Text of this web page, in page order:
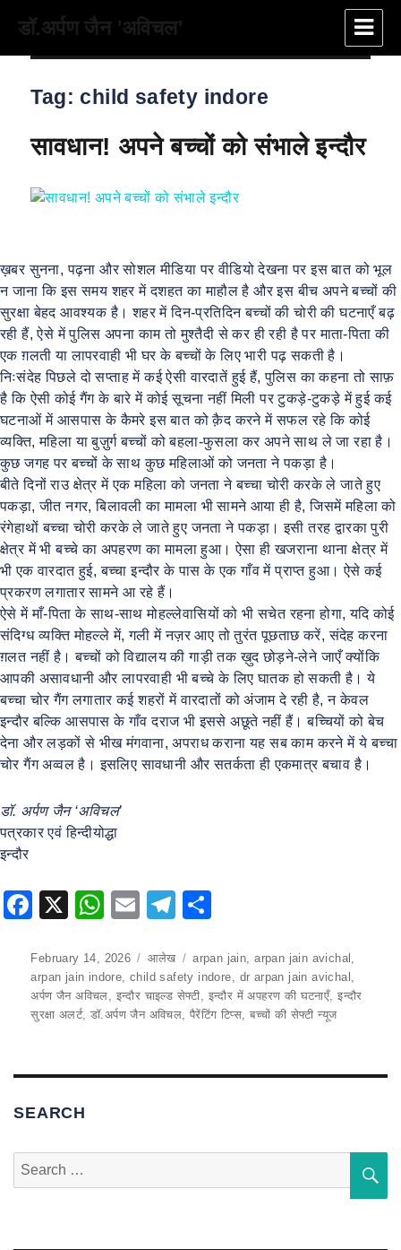
डॉ.अर्पण जैन 'अविचल'
Tag: child safety indore
सावधान! अपने बच्चों को संभाले इन्दौर
ख़बर सुनना, पढ़ना और सोशल मीडिया पर वीडियो देखना पर इस बात को भूल
न जाना कि इस समय शहर में दशहत का माहौल है और इस बीच अपने बच्चों की
सुरक्षा बेहद आवश्यक है। शहर में दिन-प्रतिदिन बच्चों की चोरी की घटनाएँ बढ़
रही हैं, ऐसे में पुलिस अपना काम तो मुश्तैदी से कर ही रही है पर माता-पिता की
एक ग़लती या लापरवाही भी घर के बच्चों के लिए भारी पढ़ सकती है।
निःसंदेह पिछले दो सप्ताह में कई ऐसी वारदातें हुई हैं, पुलिस का कहना तो साफ़
है कि ऐसी कोई गैंग के बारे में कोई सूचना नहीं मिली पर टुकड़े-टुकड़े में हुई कई
घटनाओं में आसपास के कैमरे इस बात को क़ैद करने में सफल रहे कि कोई
व्यक्ति, महिला या बुज़ुर्ग बच्चों को बहला-फुसला कर अपने साथ ले जा रहा है।
कुछ जगह पर बच्चों के साथ कुछ महिलाओं को जनता ने पकड़ा है।
बीते दिनों राउ क्षेत्र में एक महिला को जनता ने बच्चा चोरी करके ले जाते हुए
पकड़ा, जीत नगर, बिलावली का मामला भी सामने आया ही है, जिसमें महिला को
रंगेहाथों बच्चा चोरी करके ले जाते हुए जनता ने पकड़ा। इसी तरह द्वारका पुरी
क्षेत्र में भी बच्चे का अपहरण का मामला हुआ। ऐसा ही खजराना थाना क्षेत्र में
भी एक वारदात हुई, बच्चा इन्दौर के पास के एक गाँव में प्राप्त हुआ। ऐसे कई
प्रकरण लगातार सामने आ रहे हैं।
ऐसे में माँ-पिता के साथ-साथ मोहल्लेवासियों को भी सचेत रहना होगा, यदि कोई
संदिग्ध व्यक्ति मोहल्ले में, गली में नज़र आए तो तुरंत पूछताछ करें, संदेह करना
ग़लत नहीं है। बच्चों को विद्यालय की गाड़ी तक ख़ुद छोड़ने-लेने जाएँ क्योंकि
आपकी असावधानी और लापरवाही भी बच्चे के लिए घातक हो सकती है। ये
बच्चा चोर गैंग लगातार कई शहरों में वारदातों को अंजाम दे रही है, न केवल
इन्दौर बल्कि आसपास के गाँव दराज भी इससे अछूते नहीं हैं। बच्चियों को बेच
देना और लड़कों से भीख मंगवाना, अपराध कराना यह सब काम करने में ये बच्चा
चोर गैंग अव्वल है। इसलिए सावधानी और सतर्कता ही एकमात्र बचाव है।
डॉ. अर्पण जैन ‘अविचल’
पत्रकार एवं हिन्दीयोद्धा
इन्दौर
F
c
e
b
o
k
X
W
at
s
A
p
E
ai
l
T
e
gr
a
ar
e
Posted
on
February 14, 2026 Categories
आलेख Tags
arpan jain,arpan jain avichal ,
arpan jain indore,child safety indore, dr arpan jain avichal ,
अर्पण जैन अविचल, इन्दौर चाइल्ड सेफ्टी, इन्दौर में अपहरण की घटनाएँ,इन्दौर
सुरक्षा अलर्ट,डॉ.अर्पण जैन अविचल,पैरेंटिंग टिप्स,बच्चों की सेफ्टी न्यूज
SEARCH
Search
for: